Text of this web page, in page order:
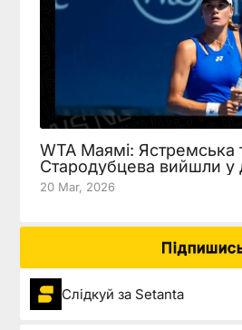
WTA Маямі: Ястремська
Стародубцева вийшли у
20 Mar, 2026
Слідкуй за Setanta